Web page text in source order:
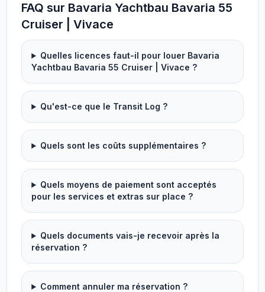
FAQ sur Bavaria Yachtbau Bavaria 55
Cruiser | Vivace
Quelles licences faut-il pour louer Bavaria
Yachtbau Bavaria 55 Cruiser | Vivace ?
Qu'est-ce que le Transit Log ?
Quels sont les coûts supplémentaires ?
Quels moyens de paiement sont acceptés
pour les services et extras sur place ?
Quels documents vais-je recevoir après la
réservation ?
Comment annuler ma réservation ?